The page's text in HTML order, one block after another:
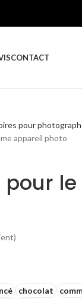
CONTACT
pour
appareil photo
pour
chocolat